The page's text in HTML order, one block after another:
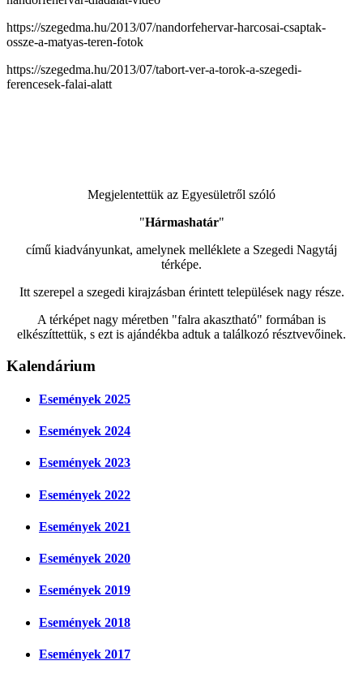
https://szegedma.hu/2013/07/nandorfehervar-harcosai-csaptak-
ossze-a-matyas-teren-fotok
https://szegedma.hu/2013/07/tabort-ver-a-torok-a-szegedi-
ferencesek-falai-alatt
Megjelentettük az Egyesületről szóló
"Hármashatár"
című kiadványunkat, amelynek melléklete a Szegedi Nagytáj
térképe.
Itt szerepel a szegedi kirajzásban érintett települések nagy része.
A térképet nagy méretben "falra akasztható" formában is
elkészíttettük, s ezt is ajándékba adtuk a találkozó résztvevőinek.
Kalendárium
Események 2025
Események 2024
Események 2023
Események 2022
Események 2021
Események 2020
Események 2019
Események 2018
Események 2017